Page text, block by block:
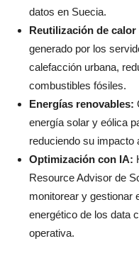
datos en Suecia.
Reutilización de calor
generado por los
calefacción urbana,
combustibles fósiles.
Energías renovables:
energía solar y eólica
reduciendo su impacto
Optimización con IA:
Resource Advisor de
monitorear y gestionar
energético de los data
operativa.